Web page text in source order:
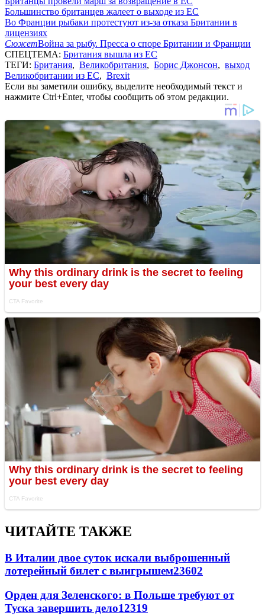
Большинство британцев жалеет о выходе из ЕС
Во Франции рыбаки протестуют из-за отказа Британии в
лицензиях
СюжетВойна за рыбу. Пресса о споре Британии и Франции
СПЕЦТЕМА: Британия вышла из ЕС
ТЕГИ: Британия, Великобритания, Борис Джонсон, выход
Великобритании из ЕС, Brexit
Если вы заметили ошибку, выделите необходимый текст и
нажмите Ctrl+Enter, чтобы сообщить об этом редакции.
ЧИТАЙТЕ ТАКЖЕ
В Италии двое суток искали выброшенный
лотерейный билет с выигрышем23602
Орден для Зеленского: в Польше требуют от
Туска завершить дело12319